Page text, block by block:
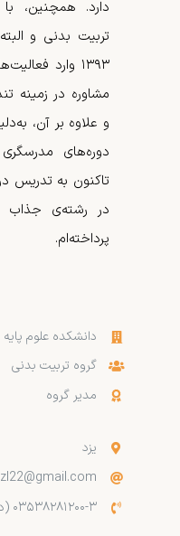
دارد. همچنین،
تربیت بدنی و
۱۳۹۳ وارد
مشاوره در زمینه
و علاوه بر آن،
تاکنون به تدریس
در رشته­­‌ی جذاب
پرداخته­‌ام.
دانشکده علوم پایه
گروه تربیت بدنی
مدیر گروه
یزد
۰۳۵۳۸۲۸۱۲۰۰-۳ (داخلی ۲۷۶)